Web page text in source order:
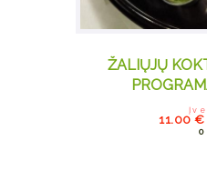
ŽALIŲJŲ
0
11.00 €